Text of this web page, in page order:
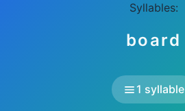
Syllables:
board
1 syllable